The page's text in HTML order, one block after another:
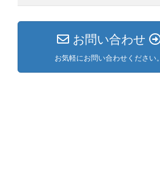
お問い合わせ
お気軽にお問い合わせください。